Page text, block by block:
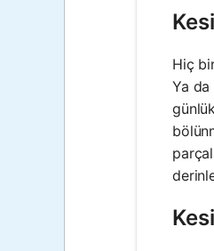
Hiç
Ya da